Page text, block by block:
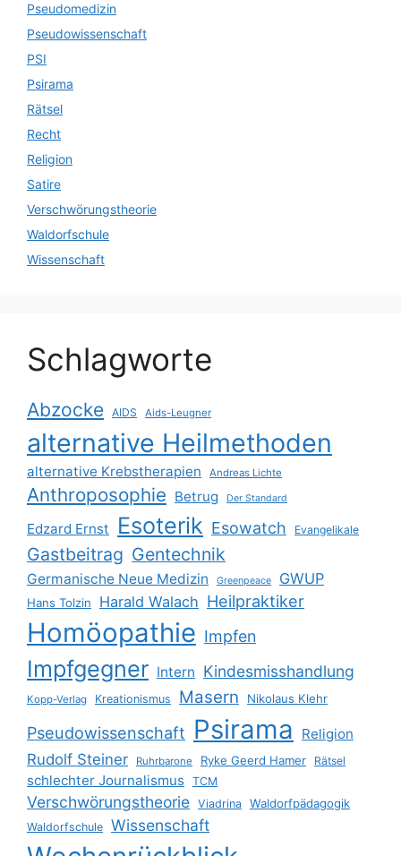
Pseudomedizin
Pseudowissenschaft
PSI
Psirama
Rätsel
Recht
Religion
Satire
Verschwörungstheorie
Waldorfschule
Wissenschaft
Schlagworte
Abzocke AIDS Aids-Leugner
alternative Heilmethoden
alternative Krebstherapien Andreas Lichte
Anthroposophie Betrug Der Standard
Edzard Ernst Esoterik Esowatch Evangelikale
Gastbeitrag Gentechnik
Germanische Neue Medizin Greenpeace GWUP
Hans Tolzin Harald Walach Heilpraktiker
Homöopathie Impfen
Impfgegner Intern Kindesmisshandlung
Kopp-Verlag Kreationismus Masern Nikolaus Klehr
Pseudowissenschaft Psirama Religion
Rudolf Steiner Ruhrbarone Ryke Geerd Hamer Rätsel
schlechter Journalismus TCM
Verschwörungstheorie Viadrina Waldorfpädagogik
Waldorfschule Wissenschaft